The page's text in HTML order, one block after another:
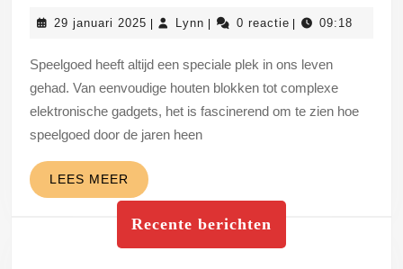
blokken
tot
high-
tech
29 januari 2025 29
2025
Lynn Lynn 0 reactie 09:18
Speelgoed heeft altijd een speciale plek in ons leven
gehad. Van eenvoudige houten blokken tot complexe
elektronische gadgets, het is fascinerend om te zien hoe
speelgoed door de jaren heen
LEES MEER LEES
MEER
Recente berichten